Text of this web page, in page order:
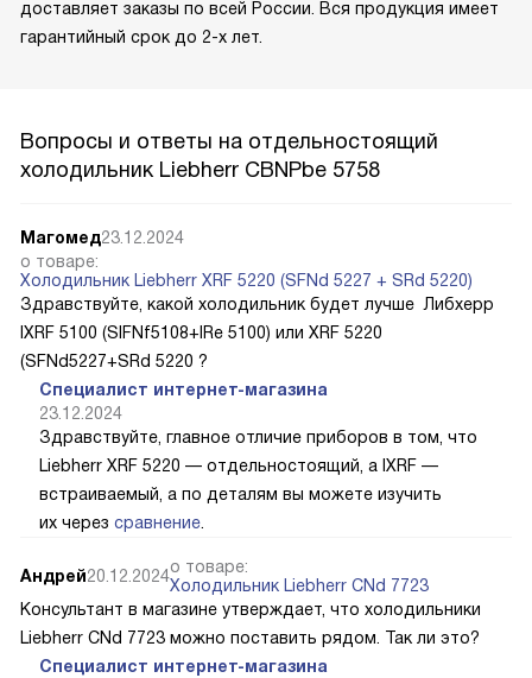
доставляет заказы по всей России. Вся продукция имеет
гарантийный срок до 2-х лет.
Вопросы и ответы на отдельностоящий
холодильник Liebherr CBNPbe 5758
Магомед23.12.2024
о товаре:
Холодильник Liebherr XRF 5220 (SFNd 5227 + SRd 5220)
Здравствуйте, какой холодильник будет лучше Либхерр
IXRF 5100 (SIFNf5108+IRe 5100) или XRF 5220
(SFNd5227+SRd 5220 ?
Специалист интернет-магазина
23.12.2024
Здравствуйте, главное отличие приборов в том, что
Liebherr XRF 5220 — отдельностоящий, а IXRF —
встраиваемый, а по деталям вы можете изучить
их через сравнение
Андрей20.12.2024о товаре:
Холодильник Liebherr CNd 7723
Консультант в магазине утверждает, что холодильники
Liebherr CNd 7723 можно поставить рядом. Так ли это?
Специалист интернет-магазина